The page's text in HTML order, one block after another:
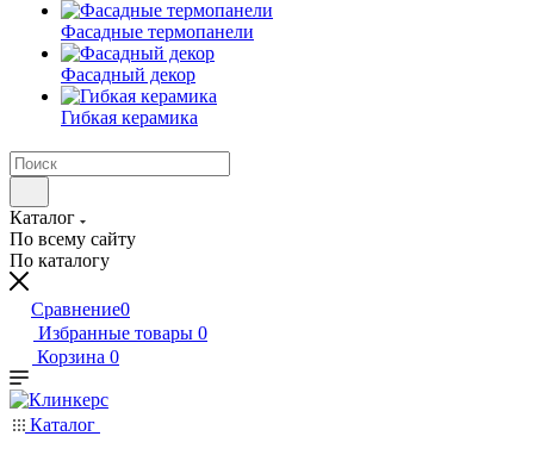
Фасадные термопанели
Фасадный декор
Гибкая керамика
Каталог
По всему сайту
По каталогу
Сравнение0
Избранные товары 0
Корзина 0
Каталог